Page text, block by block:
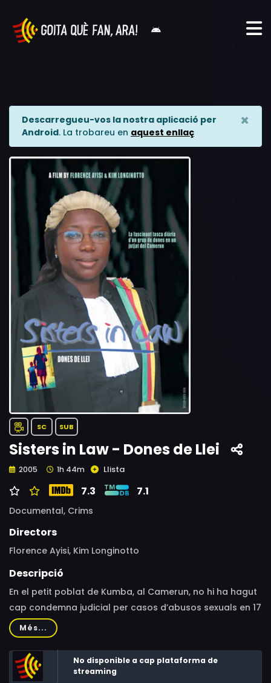
Descarregueu-vos la nostra aplicació per
Android. La trobareu en aquest enllaç
×
SC SUB
Sisters in Law - Dones de Llei
2005 1h 44m Llista
7.3 7.1
Documental, Crims
Directors
Florence Ayisi, Kim Longinotto
Descripció
En el petit poblat de Kumba, al Camerun, no hi ha hagut
cap condemna judicial per casos d’abusos sexuals en 17
anys. Vera Ngassa i Beatrice Ntuba ajuden dones que
han patit abusos malgrat les pressions que reben per a
silenciar-ho.
Més...
No disponible a cap plataforma de
streaming